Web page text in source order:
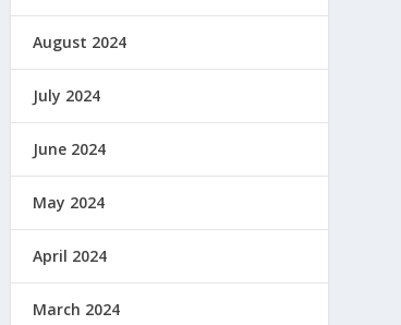
August 2024
July 2024
June 2024
May 2024
April 2024
March 2024